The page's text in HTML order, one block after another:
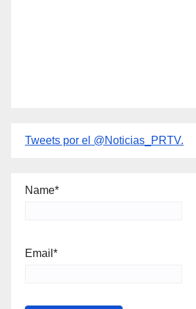
Tweets por el @Noticias_PRTV.
Name*
Email*